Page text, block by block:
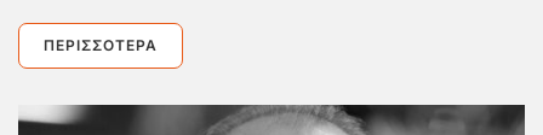
ΠΕΡΙΣΣΌΤΕΡΑ